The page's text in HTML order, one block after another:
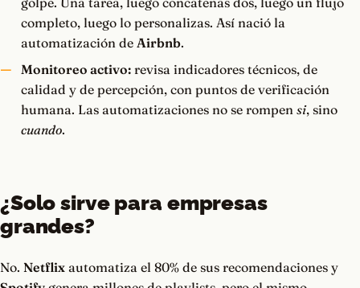
completo, luego lo personalizas. Así nació la
automatización de Airbnb.
Monitoreo activo:revisa indicadores técnicos, de
calidad y de percepción, con puntos de verificación
humana. Las automatizaciones no se rompen si, sino
cuando.
¿Solo sirve para empresas
grandes?
No. Netflix automatiza el 80% de sus recomendaciones y